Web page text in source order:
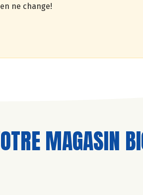
ne change!
MAGASIN